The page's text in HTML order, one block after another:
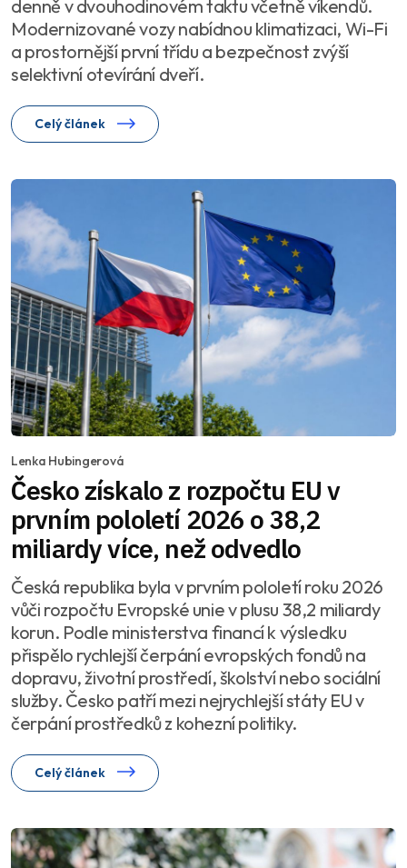
denně v dvouhodinovém taktu včetně víkendů.
Modernizované vozy nabídnou klimatizaci, Wi-Fi
a prostornější první třídu a bezpečnost zvýší
selektivní otevírání dveří.
Celý článek
Lenka Hubingerová
Česko získalo z rozpočtu EU v
prvním pololetí 2026 o 38,2
miliardy více, než odvedlo
Česká republika byla v prvním pololetí roku 2026
vůči rozpočtu Evropské unie v plusu 38,2 miliardy
korun. Podle ministerstva financí k výsledku
přispělo rychlejší čerpání evropských fondů na
dopravu, životní prostředí, školství nebo sociální
služby. Česko patří mezi nejrychlejší státy EU v
čerpání prostředků z kohezní politiky.
Celý článek